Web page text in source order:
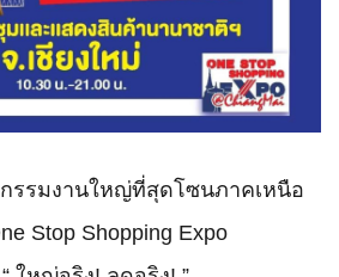
รรมงานใหญ่ที่สุดโซนภาคเหนือ
Stop Shopping Expo